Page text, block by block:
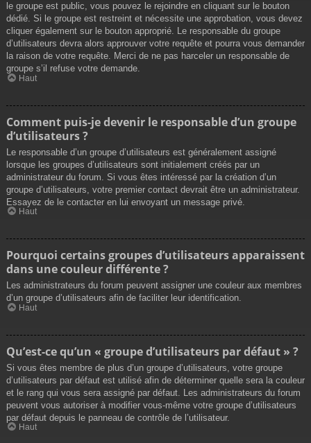
le groupe est public, vous pouvez le rejoindre en cliquant sur le bouton
dédié. Si le groupe est restreint et nécessite une approbation, vous devez
cliquer également sur le bouton approprié. Le responsable du groupe
d’utilisateurs devra alors approuver votre requête et pourra vous demander
la raison de votre requête. Merci de ne pas harceler un responsable de
groupe s’il refuse votre demande.
Haut
Comment puis-je devenir le responsable d’un groupe
d’utilisateurs ?
Le responsable d’un groupe d’utilisateurs est généralement assigné
lorsque les groupes d’utilisateurs sont initialement créés par un
administrateur du forum. Si vous êtes intéressé par la création d’un
groupe d’utilisateurs, votre premier contact devrait être un administrateur.
Essayez de le contacter en lui envoyant un message privé.
Haut
Pourquoi certains groupes d’utilisateurs apparaissent
dans une couleur différente ?
Les administrateurs du forum peuvent assigner une couleur aux membres
d’un groupe d’utilisateurs afin de faciliter leur identification.
Haut
Qu’est-ce qu’un « groupe d’utilisateurs par défaut » ?
Si vous êtes membre de plus d’un groupe d’utilisateurs, votre groupe
d’utilisateurs par défaut est utilisé afin de déterminer quelle sera la couleur
et le rang qui vous sera assigné par défaut. Les administrateurs du forum
peuvent vous autoriser à modifier vous-même votre groupe d’utilisateurs
par défaut depuis le panneau de contrôle de l’utilisateur.
Haut